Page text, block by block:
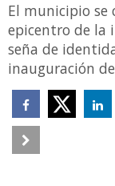
El municipio se
epicentro de la
seña de
inauguración